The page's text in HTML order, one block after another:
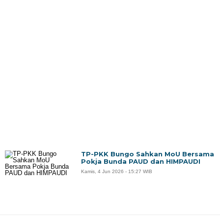
TP-PKK Bungo Sahkan MoU Bersama
Pokja Bunda PAUD dan HIMPAUDI
Kamis, 4 Jun 2026 - 15:27 WIB